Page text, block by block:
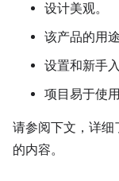
设计美观。
该产品的用
设置和新手
项目易于使用
请参阅下文，详
的内容。